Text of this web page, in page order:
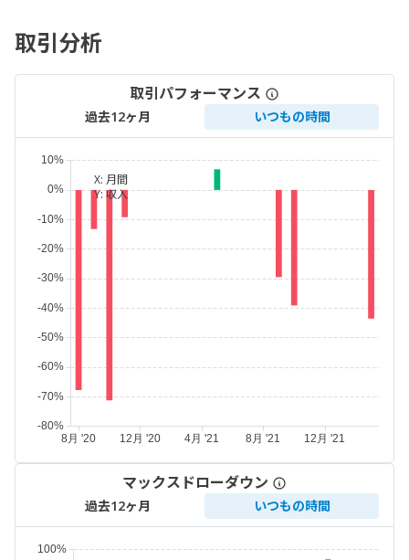
取引分析
取引パフォーマンス
過去12ヶ月 いつもの時間
X: 月間
Y:収入
マックスドローダウン
過去12ヶ月 いつもの時間